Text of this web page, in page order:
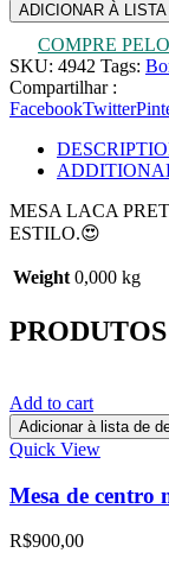
ADICIONAR À
COMPRE
SKU: 4942 Tags:
Compartilhar :
FacebookTwitter
MESA LACA
ESTILO.😍
Weight 0,000 kg
Add to cart
Adicionar à lista de
Quick View
Mesa de centro
R$900,00